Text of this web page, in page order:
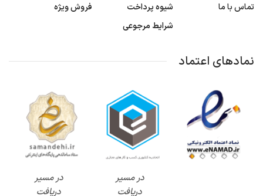
تماس با ما
شیوه پرداخت
شرایط مرجوعی
فروش ویژه
نمادهای اعتماد
در مسیر
دریافت
در مسیر
دریافت